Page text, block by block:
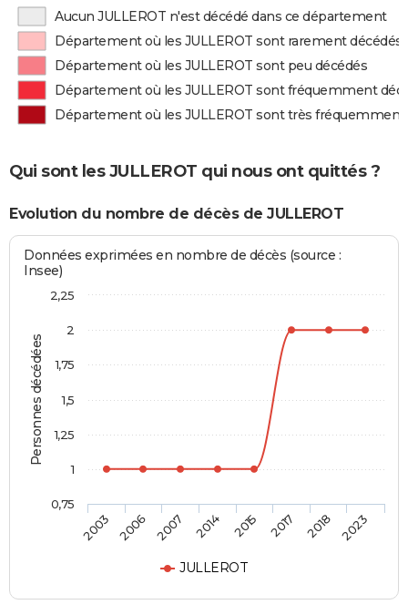
Aucun JULLEROT n'est décédé dans ce département
Département où les JULLEROT sont rarement décédés
Département où les JULLEROT sont peu décédés
Département où les JULLEROT sont fréquemment
Département où les JULLEROT sont très fréquemment
Qui sont les JULLEROT qui nous ont quittés ?
Evolution du nombre de décès de JULLEROT
Personnes décédées
Données exprimées en nombre de décès (source :
Insee)
JULLEROT
2003 2006 2007 2014 2015 2017 2018 2023
0,75
1
1,25
1,5
1,75
2
2,25